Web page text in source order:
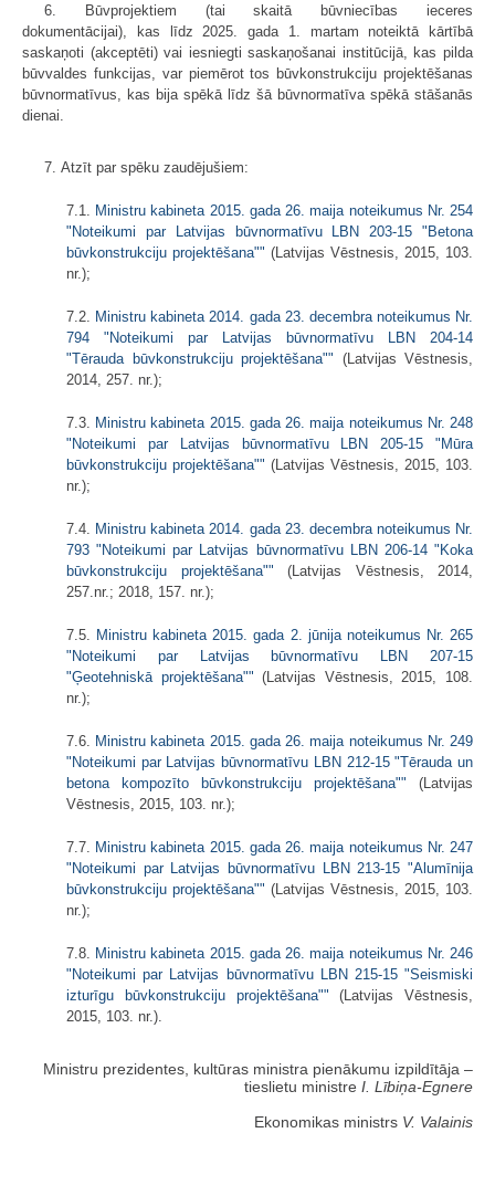
6. Būvprojektiem (tai skaitā būvniecības ieceres
dokumentācijai), kas līdz 2025. gada 1. martam noteiktā kārtībā
saskaņoti (akceptēti) vai iesniegti saskaņošanai institūcijā, kas pilda
būvvaldes funkcijas, var piemērot tos būvkonstrukciju projektēšanas
būvnormatīvus, kas bija spēkā līdz šā būvnormatīva spēkā stāšanās
dienai.
7. Atzīt par spēku zaudējušiem:
7.1. Ministru kabineta 2015. gada 26. maija noteikumus Nr. 254
"Noteikumi par Latvijas būvnormatīvu LBN 203-15 "Betona
būvkonstrukciju projektēšana"" (Latvijas Vēstnesis, 2015, 103.
nr.);
7.2. Ministru kabineta 2014. gada 23. decembra noteikumus Nr.
794 "Noteikumi par Latvijas būvnormatīvu LBN 204-14
"Tērauda būvkonstrukciju projektēšana"" (Latvijas Vēstnesis,
2014, 257. nr.);
7.3. Ministru kabineta 2015. gada 26. maija noteikumus Nr. 248
"Noteikumi par Latvijas būvnormatīvu LBN 205-15 "Mūra
būvkonstrukciju projektēšana"" (Latvijas Vēstnesis, 2015, 103.
nr.);
7.4. Ministru kabineta 2014. gada 23. decembra noteikumus Nr.
793 "Noteikumi par Latvijas būvnormatīvu LBN 206-14 "Koka
būvkonstrukciju projektēšana"" (Latvijas Vēstnesis, 2014,
257.nr.; 2018, 157. nr.);
7.5. Ministru kabineta 2015. gada 2. jūnija noteikumus Nr. 265
"Noteikumi par Latvijas būvnormatīvu LBN 207-15
"Ģeotehniskā projektēšana"" (Latvijas Vēstnesis, 2015, 108.
nr.);
7.6. Ministru kabineta 2015. gada 26. maija noteikumus Nr. 249
"Noteikumi par Latvijas būvnormatīvu LBN 212-15 "Tērauda un
betona kompozīto būvkonstrukciju projektēšana"" (Latvijas
Vēstnesis, 2015, 103. nr.);
7.7. Ministru kabineta 2015. gada 26. maija noteikumus Nr. 247
"Noteikumi par Latvijas būvnormatīvu LBN 213-15 "Alumīnija
būvkonstrukciju projektēšana"" (Latvijas Vēstnesis, 2015, 103.
nr.);
7.8. Ministru kabineta 2015. gada 26. maija noteikumus Nr. 246
"Noteikumi par Latvijas būvnormatīvu LBN 215-15 "Seismiski
izturīgu būvkonstrukciju projektēšana"" (Latvijas Vēstnesis,
2015, 103. nr.).
Ministru prezidentes, kultūras ministra pienākumu izpildītāja ‒
tieslietu ministre I. Lībiņa-Egnere
Ekonomikas ministrs V. Valainis